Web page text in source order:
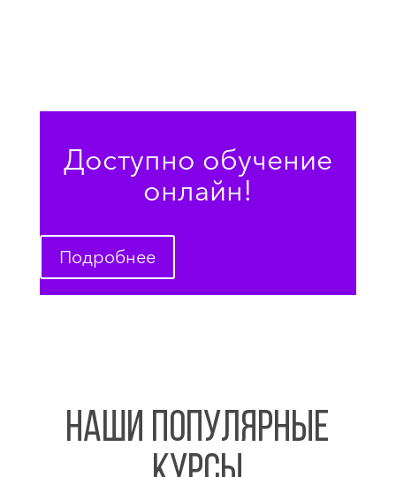
Доступно обучение
онлайн!
Подробнее
НАШИ ПОПУЛЯРНЫЕ